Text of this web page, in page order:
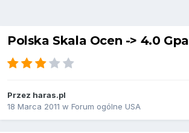
Polska Skala Ocen -> 4.0 Gpa
Przez haras.pl
18 Marca 2011 w Forum ogólne USA